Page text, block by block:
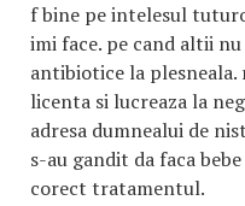
f bine pe intelesul
imi face. pe cand altii
antibiotice la plesneala.
licenta si lucreaza la
adresa dumnealui de
s-au gandit da faca
corect tratamentul.